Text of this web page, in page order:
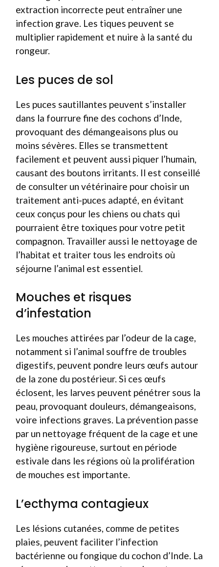
extraction incorrecte peut entraîner une
infection grave. Les tiques peuvent se
multiplier rapidement et nuire à la santé du
rongeur.
Les puces de sol
Les puces sautillantes peuvent s’installer
dans la fourrure fine des cochons d’Inde,
provoquant des démangeaisons plus ou
moins sévères. Elles se transmettent
facilement et peuvent aussi piquer l’humain,
causant des boutons irritants. Il est conseillé
de consulter un vétérinaire pour choisir un
traitement anti-puces adapté, en évitant
ceux conçus pour les chiens ou chats qui
pourraient être toxiques pour votre petit
compagnon. Travailler aussi le nettoyage de
l’habitat et traiter tous les endroits où
séjourne l’animal est essentiel.
Mouches et risques
d’infestation
Les mouches attirées par l’odeur de la cage,
notamment si l’animal souffre de troubles
digestifs, peuvent pondre leurs œufs autour
de la zone du postérieur. Si ces œufs
éclosent, les larves peuvent pénétrer sous la
peau, provoquant douleurs, démangeaisons,
voire infections graves. La prévention passe
par un nettoyage fréquent de la cage et une
hygiène rigoureuse, surtout en période
estivale dans les régions où la prolifération
de mouches est importante.
L’ecthyma contagieux
Les lésions cutanées, comme de petites
plaies, peuvent faciliter l’infection
bactérienne ou fongique du cochon d’Inde. La